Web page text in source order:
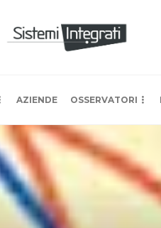
AZIENDE OSSERVATORI